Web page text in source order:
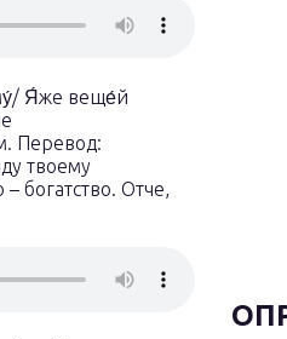
Я́же веще́й
Перевод:
твоему
богатство. Отче,